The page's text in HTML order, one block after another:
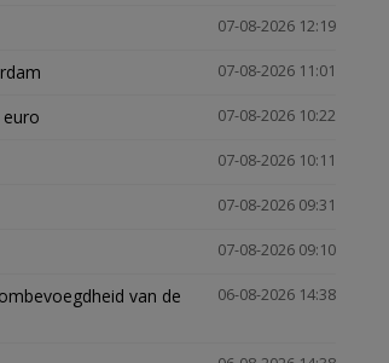
07-08-2026 12:19
07-08-2026 11:01
07-08-2026 10:22
07-08-2026 10:11
07-08-2026 09:31
07-08-2026 09:10
06-08-2026 14:38
van de